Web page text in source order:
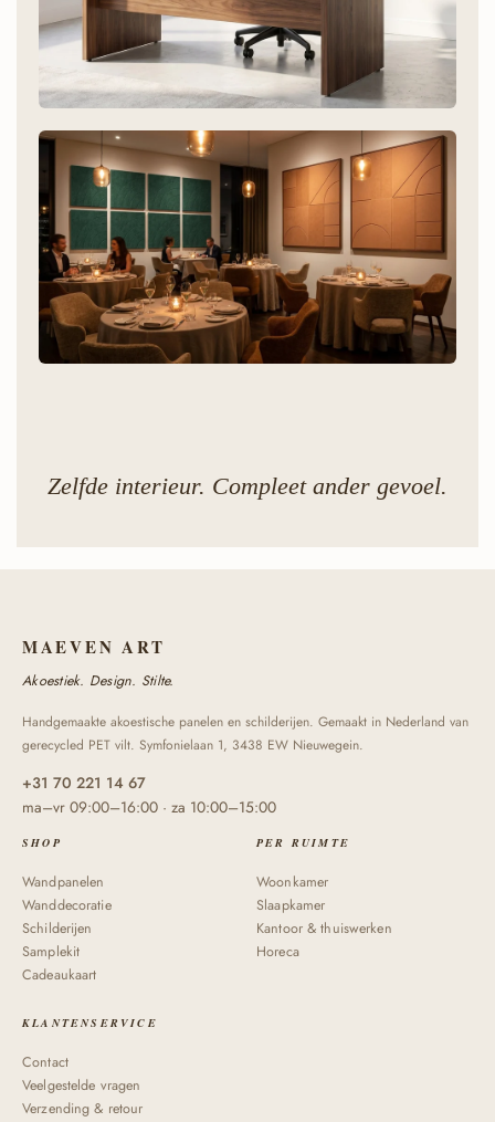
Kantoor
Rustiger werken. Zonder verbouwing.
Zelfde interieur. Compleet ander gevoel.
MAEVEN ART
Akoestiek. Design. Stilte.
Handgemaakte akoestische panelen en schilderijen. Gemaakt in Nederland van
gerecycled PET vilt. Symfonielaan 1, 3438 EW Nieuwegein.
+31 70 221 14 67
ma–vr 09:00–16:00 · za 10:00–15:00
SHOP
Wandpanelen
Wanddecoratie
Schilderijen
Samplekit
Cadeaukaart
PER RUIMTE
Woonkamer
Slaapkamer
Kantoor & thuiswerken
Horeca
KLANTENSERVICE
Contact
Veelgestelde vragen
Verzending & retour